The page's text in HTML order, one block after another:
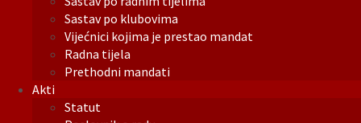
Sastav po klubovima
Vijećnici kojima je prestao mandat
Radna tijela
Prethodni mandati
Akti
Statut